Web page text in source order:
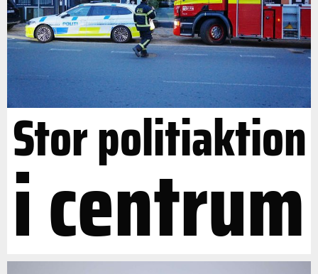
Stor politiaktion
i centrum